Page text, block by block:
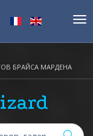
БРАЙСА МАРДЕНА